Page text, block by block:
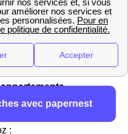
trouver de nombreux
de belles
et leur nombre
pour 221.
:
avec papernest